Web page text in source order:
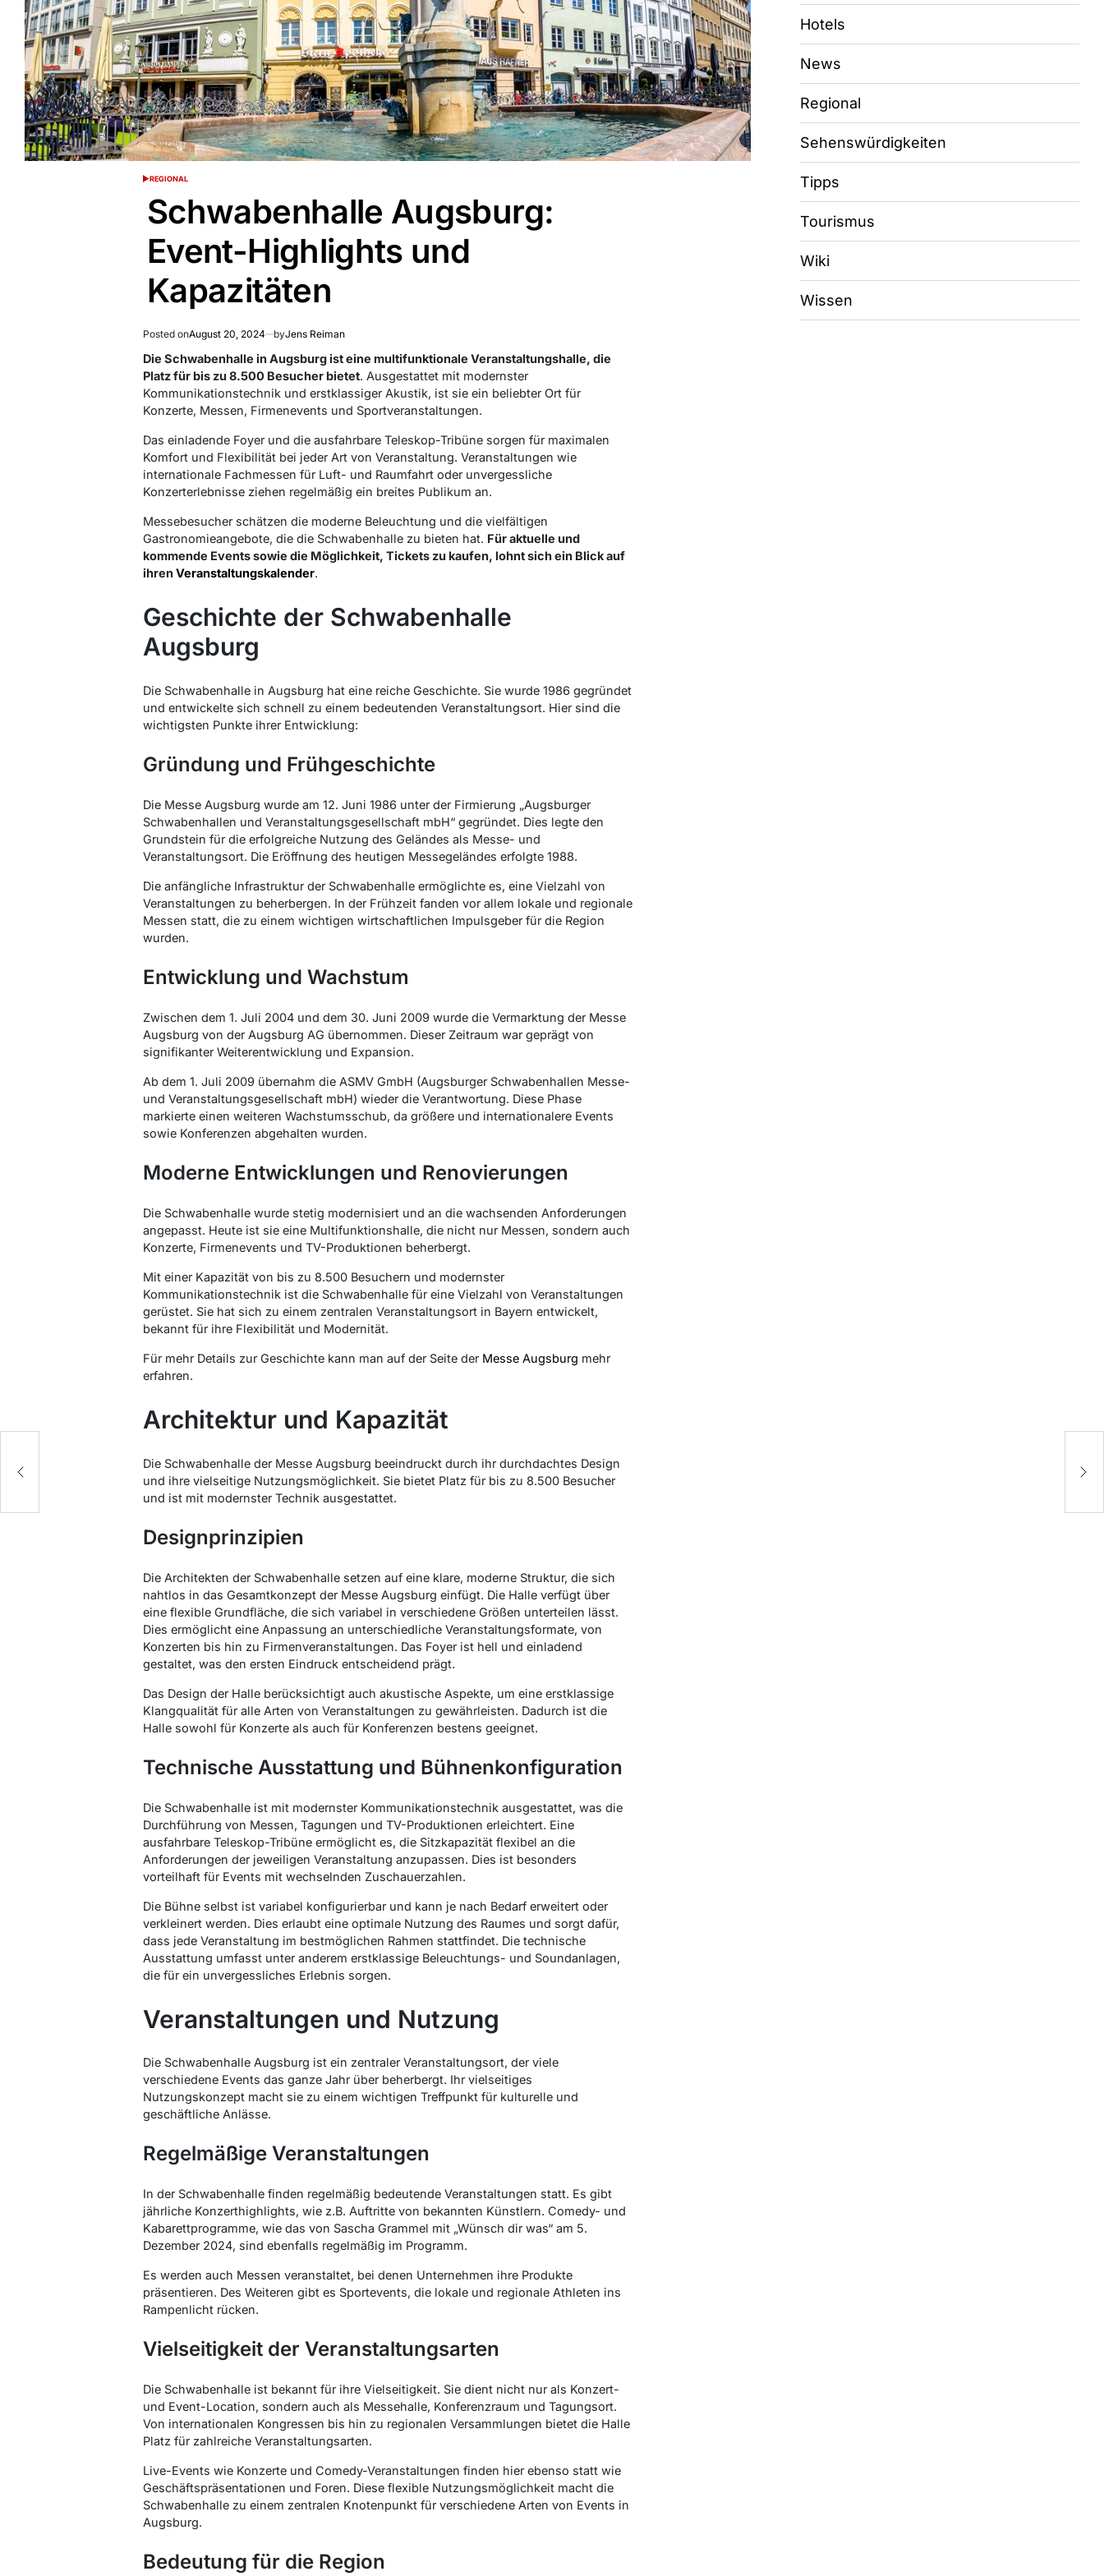
POSTED
REGIONAL
Schwabenhalle Augsburg:
Event-Highlights und
Kapazitäten
Posted onAugust 20, 2024 byJens Reiman
Die Schwabenhalle in Augsburg ist eine multifunktionale Veranstaltungshalle, die
Platz für bis zu 8.500 Besucher bietet. Ausgestattet mit modernster
Kommunikationstechnik und erstklassiger Akustik, ist sie ein beliebter Ort für
Konzerte, Messen, Firmenevents und Sportveranstaltungen.
Das einladende Foyer und die ausfahrbare Teleskop-Tribüne sorgen für maximalen
Komfort und Flexibilität bei jeder Art von Veranstaltung. Veranstaltungen wie
internationale Fachmessen für Luft- und Raumfahrt oder unvergessliche
Konzerterlebnisse ziehen regelmäßig ein breites Publikum an.
Messebesucher schätzen die moderne Beleuchtung und die vielfältigen
Gastronomieangebote, die die Schwabenhalle zu bieten hat. Für aktuelle und
kommende Events sowie die Möglichkeit, Tickets zu kaufen, lohnt sich ein Blick auf
ihrenVeranstaltungskalender.
Geschichte der Schwabenhalle
Augsburg
Die Schwabenhalle in Augsburg hat eine reiche Geschichte. Sie wurde 1986 gegründet
und entwickelte sich schnell zu einem bedeutenden Veranstaltungsort. Hier sind die
wichtigsten Punkte ihrer Entwicklung:
Gründung und Frühgeschichte
Die Messe Augsburg wurde am 12. Juni 1986 unter der Firmierung „Augsburger
Schwabenhallen und Veranstaltungsgesellschaft mbH“ gegründet. Dies legte den
Grundstein für die erfolgreiche Nutzung des Geländes als Messe- und
Veranstaltungsort. Die Eröffnung des heutigen Messegeländes erfolgte 1988.
Die anfängliche Infrastruktur der Schwabenhalle ermöglichte es, eine Vielzahl von
Veranstaltungen zu beherbergen. In der Frühzeit fanden vor allem lokale und regionale
Messen statt, die zu einem wichtigen wirtschaftlichen Impulsgeber für die Region
wurden.
Entwicklung und Wachstum
Zwischen dem 1. Juli 2004 und dem 30. Juni 2009 wurde die Vermarktung der Messe
Augsburg von der Augsburg AG übernommen. Dieser Zeitraum war geprägt von
signifikanter Weiterentwicklung und Expansion.
Ab dem 1. Juli 2009 übernahm die ASMV GmbH (Augsburger Schwabenhallen Messe-
und Veranstaltungsgesellschaft mbH) wieder die Verantwortung. Diese Phase
markierte einen weiteren Wachstumsschub, da größere und internationalere Events
sowie Konferenzen abgehalten wurden.
Moderne Entwicklungen und Renovierungen
Die Schwabenhalle wurde stetig modernisiert und an die wachsenden Anforderungen
angepasst. Heute ist sie eine Multifunktionshalle, die nicht nur Messen, sondern auch
Konzerte, Firmenevents und TV-Produktionen beherbergt.
Mit einer Kapazität von bis zu 8.500 Besuchern und modernster
Kommunikationstechnik ist die Schwabenhalle für eine Vielzahl von Veranstaltungen
gerüstet. Sie hat sich zu einem zentralen Veranstaltungsort in Bayern entwickelt,
bekannt für ihre Flexibilität und Modernität.
Für mehr Details zur Geschichte kann man auf der Seite der Messe Augsburg mehr
erfahren.
Architektur und Kapazität
Die Schwabenhalle der Messe Augsburg beeindruckt durch ihr durchdachtes Design
und ihre vielseitige Nutzungsmöglichkeit. Sie bietet Platz für bis zu 8.500 Besucher
und ist mit modernster Technik ausgestattet.
Designprinzipien
Die Architekten der Schwabenhalle setzen auf eine klare, moderne Struktur, die sich
nahtlos in das Gesamtkonzept der Messe Augsburg einfügt. Die Halle verfügt über
eine flexible Grundfläche, die sich variabel in verschiedene Größen unterteilen lässt.
Dies ermöglicht eine Anpassung an unterschiedliche Veranstaltungsformate, von
Konzerten bis hin zu Firmenveranstaltungen. Das Foyer ist hell und einladend
gestaltet, was den ersten Eindruck entscheidend prägt.
Das Design der Halle berücksichtigt auch akustische Aspekte, um eine erstklassige
Klangqualität für alle Arten von Veranstaltungen zu gewährleisten. Dadurch ist die
Halle sowohl für Konzerte als auch für Konferenzen bestens geeignet.
Technische Ausstattung und Bühnenkonfiguration
Die Schwabenhalle ist mit modernster Kommunikationstechnik ausgestattet, was die
Durchführung von Messen, Tagungen und TV-Produktionen erleichtert. Eine
ausfahrbare Teleskop-Tribüne ermöglicht es, die Sitzkapazität flexibel an die
Anforderungen der jeweiligen Veranstaltung anzupassen. Dies ist besonders
vorteilhaft für Events mit wechselnden Zuschauerzahlen.
Die Bühne selbst ist variabel konfigurierbar und kann je nach Bedarf erweitert oder
verkleinert werden. Dies erlaubt eine optimale Nutzung des Raumes und sorgt dafür,
dass jede Veranstaltung im bestmöglichen Rahmen stattfindet. Die technische
Ausstattung umfasst unter anderem erstklassige Beleuchtungs- und Soundanlagen,
die für ein unvergessliches Erlebnis sorgen.
Veranstaltungen und Nutzung
Die Schwabenhalle Augsburg ist ein zentraler Veranstaltungsort, der viele
verschiedene Events das ganze Jahr über beherbergt. Ihr vielseitiges
Nutzungskonzept macht sie zu einem wichtigen Treffpunkt für kulturelle und
geschäftliche Anlässe.
Regelmäßige Veranstaltungen
In der Schwabenhalle finden regelmäßig bedeutende Veranstaltungen statt. Es gibt
jährliche Konzerthighlights, wie z.B. Auftritte von bekannten Künstlern. Comedy- und
Kabarettprogramme, wie das von Sascha Grammel mit „Wünsch dir was“ am 5.
Dezember 2024, sind ebenfalls regelmäßig im Programm.
Es werden auch Messen veranstaltet, bei denen Unternehmen ihre Produkte
präsentieren. Des Weiteren gibt es Sportevents, die lokale und regionale Athleten ins
Rampenlicht rücken.
Vielseitigkeit der Veranstaltungsarten
Die Schwabenhalle ist bekannt für ihre Vielseitigkeit. Sie dient nicht nur als Konzert-
und Event-Location, sondern auch als Messehalle, Konferenzraum und Tagungsort.
Von internationalen Kongressen bis hin zu regionalen Versammlungen bietet die Halle
Platz für zahlreiche Veranstaltungsarten.
Live-Events wie Konzerte und Comedy-Veranstaltungen finden hier ebenso statt wie
Geschäftspräsentationen und Foren. Diese flexible Nutzungsmöglichkeit macht die
Schwabenhalle zu einem zentralen Knotenpunkt für verschiedene Arten von Events in
Augsburg.
Bedeutung für die Region
Hotels
News
Regional
Sehenswürdigkeiten
Tipps
Tourismus
Wiki
Wissen